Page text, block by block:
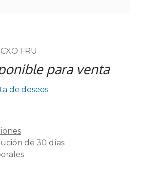
FRU
para venta
de deseos
de 30 días